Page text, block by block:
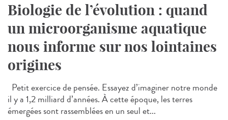
Biologie de l’évolution : quand
un microorganisme aquatique
nous informe sur nos lointaines
origines
Petit exercice de pensée. Essayez d’imaginer notre monde
il y a 1,2 milliard d’années. À cette époque, les terres
émergées sont rassemblées en un seul et...